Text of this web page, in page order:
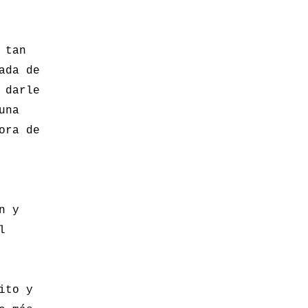
tan
de
darle
de
y
y